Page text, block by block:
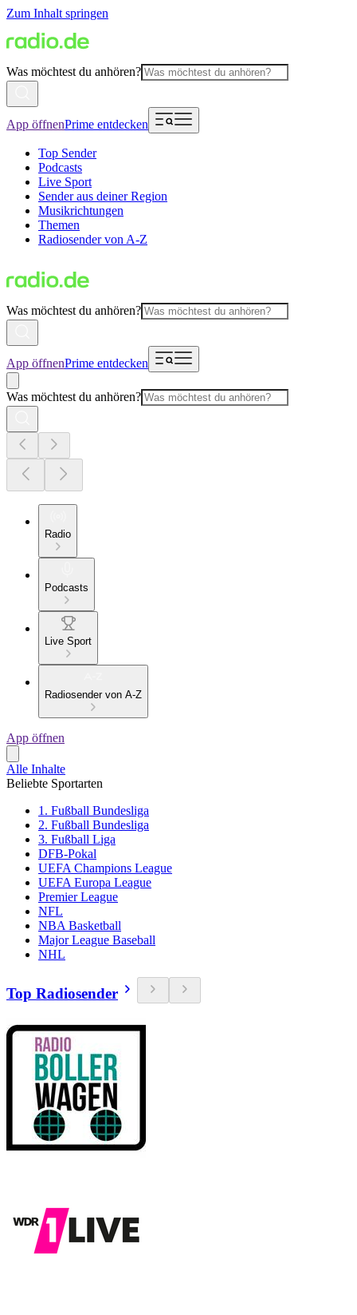
Zum Inhalt springen
Was möchtest du anhören?
App öffnenPrime entdecken
Top Sender
Podcasts
Live Sport
Sender aus deiner Region
Musikrichtungen
Themen
Radiosender von A-Z
Was möchtest du anhören?
App öffnenPrime entdecken
Was möchtest du anhören?
Radio
Podcasts
Live Sport
Radiosender von A-Z
App öffnen
Alle Inhalte
Beliebte Sportarten
1. Fußball Bundesliga
2. Fußball Bundesliga
3. Fußball Liga
DFB-Pokal
UEFA Champions League
UEFA Europa League
Premier League
NFL
NBA Basketball
Major League Baseball
NHL
Top Radiosender